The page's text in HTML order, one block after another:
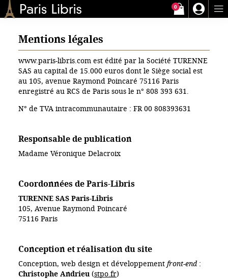
Paris-Libris
0
Mentions légales
www.paris-libris.com est édité par la Société TURENNE
SAS au capital de 15.000 euros dont le Siège social est
au 105, avenue Raymond Poincaré 75116 Paris
enregistré au RCS de Paris sous le n° 808 393 631.
N° de TVA intracommunautaire : FR 00 808393631
Responsable de publication
Madame Véronique Delacroix
Coordonnées de Paris-Libris
TURENNE SAS Paris-Libris
105, Avenue Raymond Poincaré
75116 Paris
Conception et réalisation du site
Conception, web design et développement front-end:
Christophe Andrieu(stpo.fr)